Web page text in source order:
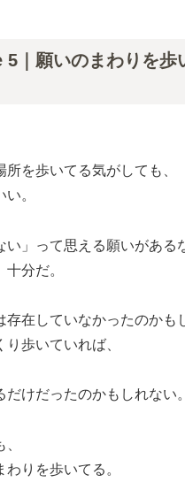
5｜願いのまわりを歩
所を歩いてる気がしても、
。
い」って思える願いがある
分だ。
存在していなかったのかも
り歩いていれば、
だけだったのかもしれない。
わりを歩いてる。